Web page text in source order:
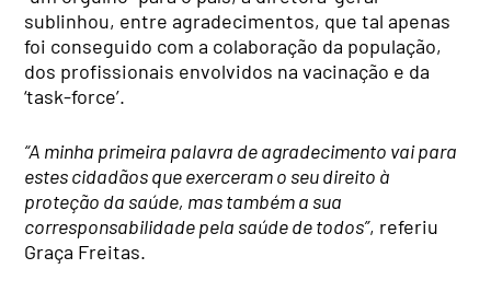
sublinhou, entre agradecimentos, que tal apenas
foi conseguido com a colaboração da população,
dos profissionais envolvidos na vacinação e da
‘task-force’.
“A minha primeira palavra de agradecimento vai para
estes cidadãos que exerceram o seu direito à
proteção da saúde, mas também a sua
corresponsabilidade pela saúde de todos”, referiu
Graça Freitas.